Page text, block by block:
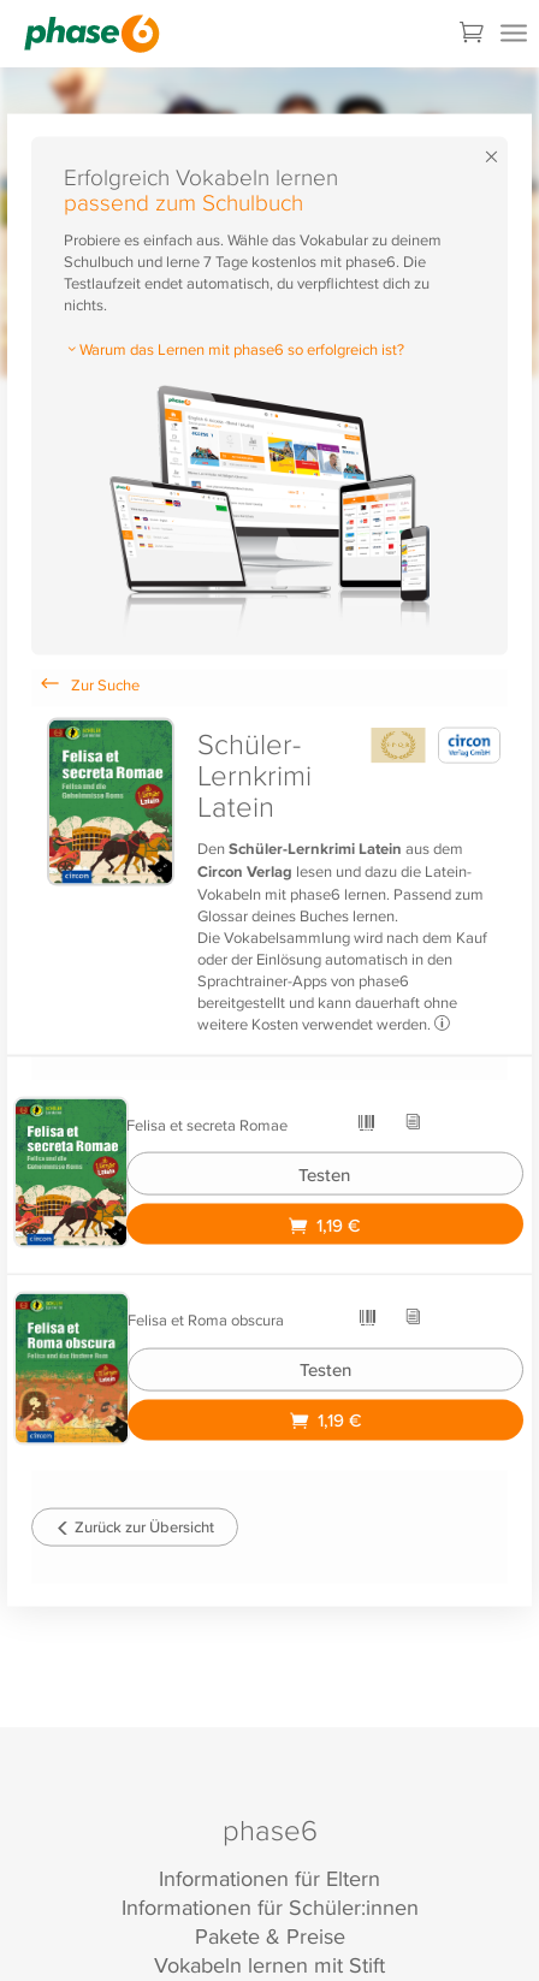
×
Erfolgreich Vokabeln lernen
passend zum Schulbuch
Probiere es einfach aus. Wähle das Vokabular zu deinem
Schulbuch und lerne 7 Tage kostenlos mit phase6. Die
Testlaufzeit endet automatisch, du verpflichtest dich zu
nichts.
Warum das Lernen mit phase6 so erfolgreich ist?
Schüler-
Lernkrimi
Latein
DenSchüler-Lernkrimi Latein aus dem
Circon Verlag lesen und dazu die Latein-
Vokabeln mit phase6 lernen. Passend zum
Glossar deines Buches lernen.
Die Vokabelsammlung wird nach dem Kauf
oder der Einlösung automatisch in den
Sprachtrainer-Apps von phase6
bereitgestellt und kann dauerhaft ohne
weitere Kosten verwendet werden.
Felisa et secreta Romae
Testen
1,19 €
Felisa et Roma obscura
Testen
1,19 €
Zurück zur Übersicht
phase6
Informationen für Eltern
Informationen für Schüler:innen
Pakete & Preise
Vokabeln lernen mit Stift